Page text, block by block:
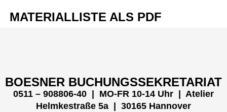
MATERIALLISTE ALS PDF
BOESNER BUCHUNGSSEKRETARIAT
0511 – 908806-40 | MO-FR 10-14 Uhr
| Atelier
Helmkestraße 5a | 30165 Hannover